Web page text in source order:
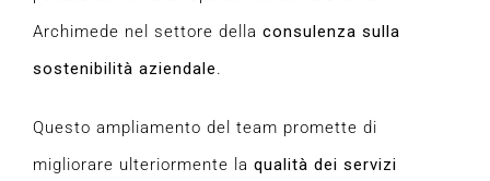
Archimede nel settore della consulenza sulla
sostenibilità aziendale.
Questo ampliamento del team promette di
migliorare ulteriormente la qualità dei servizi